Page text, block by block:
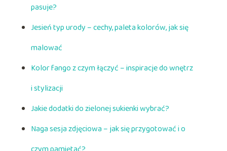
pasuje?
Jesień typ urody – cechy, paleta kolorów, jak się
malować
Kolor fango z czym łączyć – inspiracje do wnętrz
i stylizacji
Jakie dodatki do zielonej sukienki wybrać?
Naga sesja zdjęciowa – jak się przygotować i o